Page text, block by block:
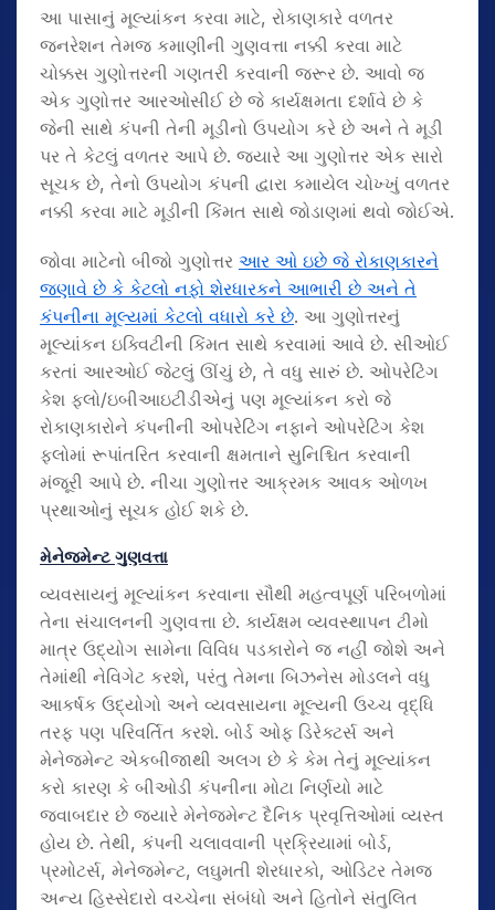
આ પાસાનું મૂલ્યાંકન કરવા માટે, રોકાણકારે વળતર
જનરેશન તેમજ કમાણીની ગુણવત્તા નક્કી કરવા માટે
ચોક્કસ ગુણોત્તરની ગણતરી કરવાની જરૂર છે. આવો જ
એક ગુણોત્તર આરઓસીઈ છે જે કાર્યક્ષમતા દર્શાવે છે કે
જેની સાથે કંપની તેની મૂડીનો ઉપયોગ કરે છે અને તે મૂડી
પર તે કેટલું વળતર આપે છે. જ્યારે આ ગુણોત્તર એક સારો
સૂચક છે, તેનો ઉપયોગ કંપની દ્વારા કમાયેલ ચોખ્ખું વળતર
નક્કી કરવા માટે મૂડીની કિંમત સાથે જોડાણમાં થવો જોઈએ.
જોવા માટેનો બીજો ગુણોત્તર આર ઓ ઇછે જે રોકાણકારને
જણાવે છે કે કેટલો નફો શેરધારકને આભારી છે અને તે
કંપનીના મૂલ્યમાં કેટલો વધારો કરે છે. આ ગુણોત્તરનું
મૂલ્યાંકન ઇક્વિટીની કિંમત સાથે કરવામાં આવે છે. સીઓઈ
કરતાં આરઓઈ જેટલું ઊંચું છે, તે વધુ સારું છે. ઓપરેટિંગ
કેશ ફ્લો/ઇબીઆઇટીડીએનું પણ મૂલ્યાંકન કરો જે
રોકાણકારોને કંપનીની ઓપરેટિંગ નફાને ઓપરેટિંગ કેશ
ફ્લોમાં રૂપાંતરિત કરવાની ક્ષમતાને સુનિશ્ચિત કરવાની
મંજૂરી આપે છે. નીચા ગુણોત્તર આક્રમક આવક ઓળખ
પ્રથાઓનું સૂચક હોઈ શકે છે.
મેનેજમેન્ટ ગુણવત્તા
વ્યવસાયનું મૂલ્યાંકન કરવાના સૌથી મહત્વપૂર્ણ પરિબળોમાં
તેના સંચાલનની ગુણવત્તા છે. કાર્યક્ષમ વ્યવસ્થાપન ટીમો
માત્ર ઉદ્યોગ સામેના વિવિધ પડકારોને જ નહીં જોશે અને
તેમાંથી નેવિગેટ કરશે, પરંતુ તેમના બિઝનેસ મોડલને વધુ
આકર્ષક ઉદ્યોગો અને વ્યવસાયના મૂલ્યની ઉચ્ચ વૃદ્ધિ
તરફ પણ પરિવર્તિત કરશે. બોર્ડ ઓફ ડિરેક્ટર્સ અને
મેનેજમેન્ટ એકબીજાથી અલગ છે કે કેમ તેનું મૂલ્યાંકન
કરો કારણ કે બીઓડી કંપનીના મોટા નિર્ણયો માટે
જવાબદાર છે જ્યારે મેનેજમેન્ટ દૈનિક પ્રવૃત્તિઓમાં વ્યસ્ત
હોય છે. તેથી, કંપની ચલાવવાની પ્રક્રિયામાં બોર્ડ,
પ્રમોટર્સ, મેનેજમેન્ટ, લઘુમતી શેરધારકો, ઓડિટર તેમજ
અન્ય હિસ્સેદારો વચ્ચેના સંબંધો અને હિતોને સંતુલિત